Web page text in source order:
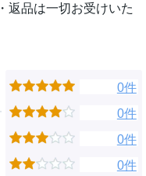
返品は一切お受けいた
0件
0件
0件
0件